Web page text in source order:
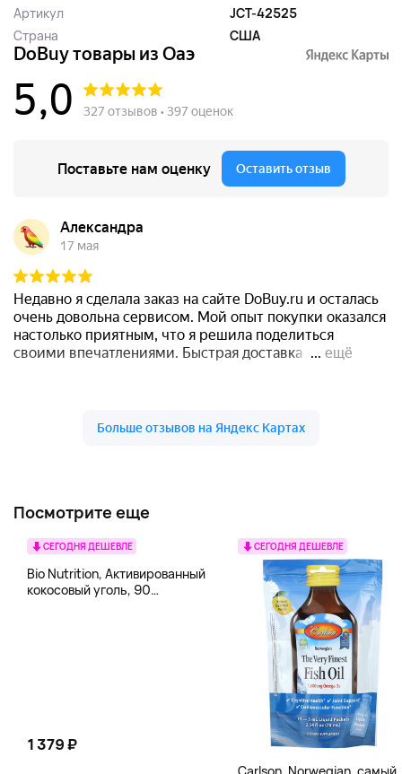
Артикул
JCT-42525
Страна
США
Посмотрите еще
СЕГОДНЯ ДЕШЕВЛЕ
Bio Nutrition, Активированный
кокосовый уголь, 90
1 379 ₽
СЕГОДНЯ ДЕШЕВЛЕ
Carlson, Norwegian, самый